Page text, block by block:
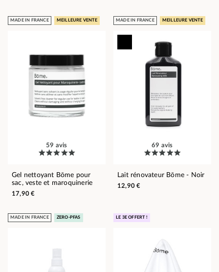
MADE IN FRANCE MEILLEURE VENTE
59 avis
Gel nettoyant Bōme pour
sac, veste et maroquinerie
17,90 €
MADE IN FRANCE MEILLEURE VENTE
69 avis
Lait rénovateur Bōme - Noir
12,90 €
MADE IN FRANCE ZERO-PFAS LE 3E OFFERT !